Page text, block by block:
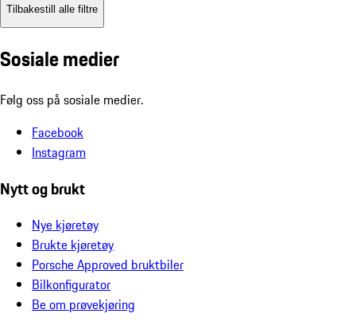
Tilbakestill alle filtre
Sosiale medier
Følg oss på sosiale medier.
Facebook
Instagram
Nytt og brukt
Nye kjøretøy
Brukte kjøretøy
Porsche Approved bruktbiler
Bilkonfigurator
Be om prøvekjøring